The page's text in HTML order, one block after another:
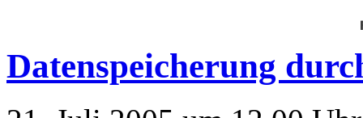
Datenspeicherung